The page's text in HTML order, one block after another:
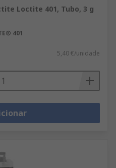
Loctite 401, Tubo, 3 g
401
5,40 €/unidade